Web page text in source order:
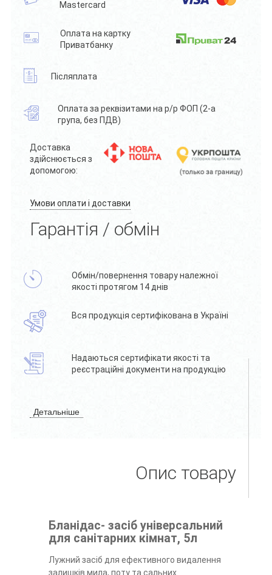
Mastercard
Оплата на картку
Приватбанку
Післяплата
Оплата за реквізитами на р/р ФОП (2-а
група, без ПДВ)
Доставка
здійснюється з
допомогою:
Умови оплати і доставки
Гарантія / обмін
Обмін/повернення товару належної
якості протягом 14 днів
Вся продукція сертифікована в Україні
Надаються сертифікати якості та
реєстраційні документи на продукцію
Детальніше
Опис товару
Бланідас- засіб універсальний
для санітарних кімнат, 5л
Лужний засіб для ефективного видалення
залишків мила, поту та сальних